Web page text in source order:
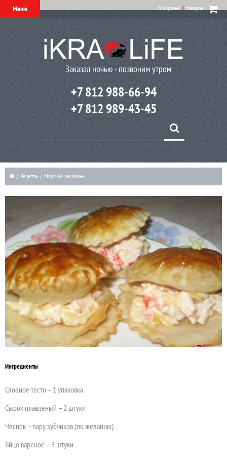
Меню В корзине 0 товаров
Заказал ночью - позвоним утром
+7 812 988-66-94
+7 812 989-43-45
/ Рецепты / Морские раковины
Ингредиенты
Слоеное тесто – 1 упаковка
Сырок плавленый – 2 штуки
Чеснок – пару зубчиков (по желанию)
Яйцо вареное – 3 штуки